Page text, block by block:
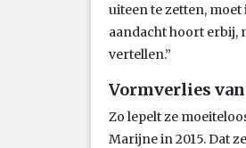
uiteen te zetten,
aandacht hoort erbij,
vertellen.”
Vormverlies
Zo lepelt ze
Marijne in 2015. Dat